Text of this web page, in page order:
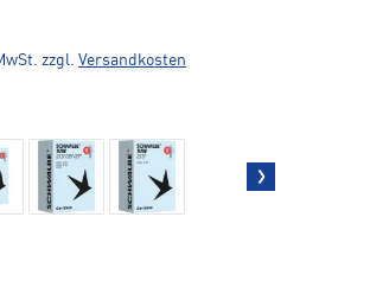
zzgl. Versandkosten